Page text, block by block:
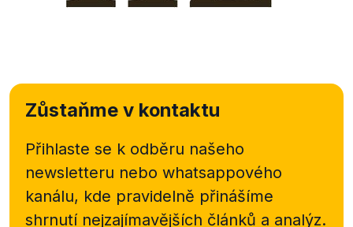
Zůstaňme v kontaktu
Přihlaste se k odběru našeho
newsletteru nebo whatsappového
kanálu, kde pravidelně přinášíme
shrnutí nejzajímavějších článků a analýz.